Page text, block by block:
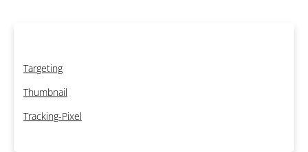
Targeting
Thumbnail
Tracking-Pixel